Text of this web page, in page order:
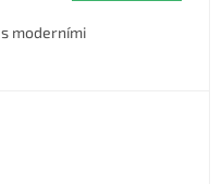
moderními